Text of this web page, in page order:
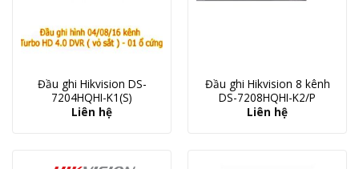
Đầu ghi Hikvision DS-
7204HQHI-K1(S)
Liên hệ
Đầu ghi Hikvision 8 kênh
DS-7208HQHI-K2/P
Liên hệ